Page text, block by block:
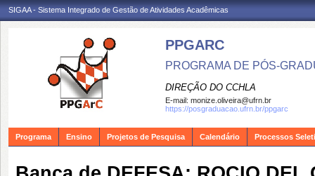
SIGAA - Sistema Integrado de Gestão de Atividades Acadêmicas
PPGARC
PROGRAMA DE PÓS-
DIREÇÃO DO CCHLA
E-mail: monize.oliveira@ufrn.br
https://posgraduacao.ufrn.br/ppgarc
Programa Ensino Projetos de Pesquisa Calendário Processos